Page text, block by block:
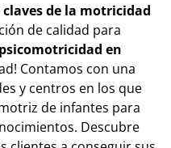
claves de la motricidad
de calidad para
en
Contamos con una
y centros en los que
de infantes para
Descubre